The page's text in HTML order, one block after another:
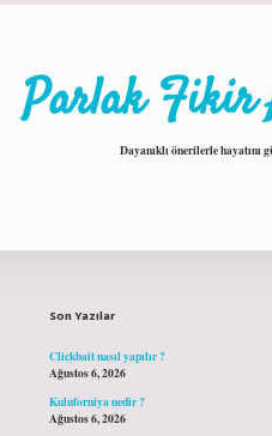
Parlak Fikir
Dayanıklı önerilerle hayatını
Son Yazılar
Clickbait nasıl yapılır ?
Ağustos 6, 2026
Kuluforniya nedir ?
Ağustos 6, 2026